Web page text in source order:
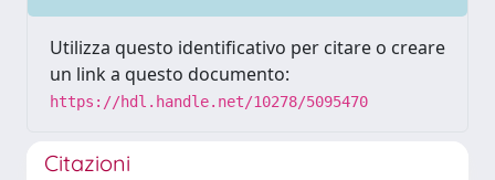
Utilizza questo identificativo per citare o creare
un link a questo documento:
https://hdl.handle.net/10278/5095470
Citazioni